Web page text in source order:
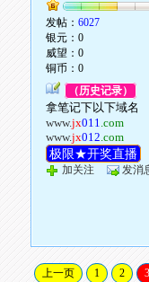
发帖：6027
银元：0
威望：0
铜币：0
（历史记录）
拿笔记下以下域名
www.jx011.com
www.jx012.com
极限★开奖直播
加关注 发消
上一页 1 2 3